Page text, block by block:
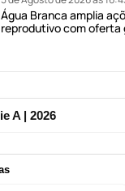
Água Branca amplia
reprodutivo com oferta